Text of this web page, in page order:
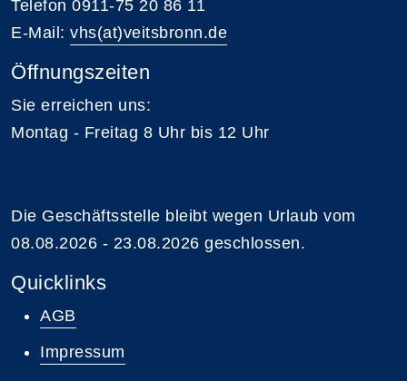
Telefon 0911-75 20 86 11
E-Mail: vhs(at)veitsbronn.de
Öffnungszeiten
Sie erreichen uns:
Montag - Freitag 8 Uhr bis 12 Uhr
Die Geschäftsstelle bleibt wegen Urlaub vom
08.08.2026 - 23.08.2026 geschlossen.
Quicklinks
AGB
Impressum